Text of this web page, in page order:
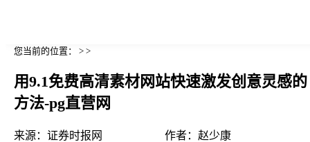
您当前的位置： > >
用9.1免费高清素材网站快速激发创意灵感的
方法-pg直营网
来源： 证券时报网 作者： 赵少康